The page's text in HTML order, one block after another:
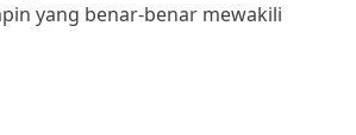
yang benar-benar mewakili